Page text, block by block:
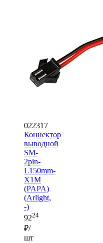
022317
Коннектор
выводной
SM-
2pin-
L150mm-
X1M
(PAPA)
(Arlight,
-)
9224
₽/
шт